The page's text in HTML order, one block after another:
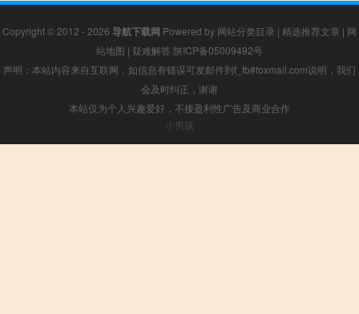
Copyright © 2012 - 2026 导航下载网 Powered by 网站分类目录 | 精选推荐文章 | 网
站地图 | 疑难解答 陕ICP备05009492号
声明：本站内容来自互联网，如信息有错误可发邮件到f_fb#foxmail.com说明，我们
会及时纠正，谢谢
本站仅为个人兴趣爱好，不接盈利性广告及商业合作
小男孩